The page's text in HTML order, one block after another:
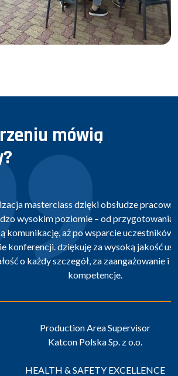
mówią
dzięki obsłudze pracowników stała
poziomie – od przygotowania sali, przez
aż po wsparcie uczestników na każdym
dziękuję za wysoką jakość usługi oraz
szczegół, za zaangażowanie i wysokie
kompetencje.
Area Supervisor
Katcon Polska Sp. z o.o.
& SAFETY EXCELLENCE